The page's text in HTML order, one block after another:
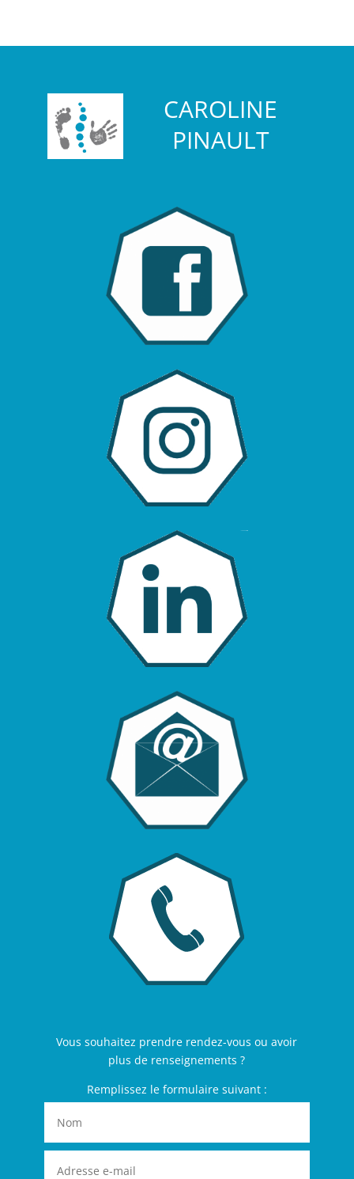
CAROLINE
PINAULT
Vous souhaitez prendre rendez-vous ou avoir
plus de renseignements ?
Remplissez le formulaire suivant :